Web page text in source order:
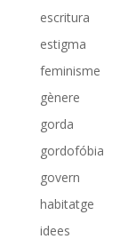
escritura
estigma
feminisme
gènere
gorda
gordofóbia
govern
habitatge
idees